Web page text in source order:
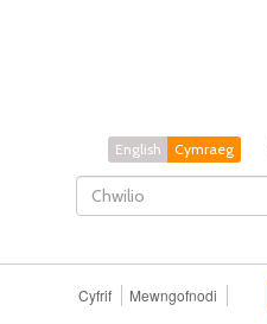
English Cymraeg
Cyfrif Mewngofnodi